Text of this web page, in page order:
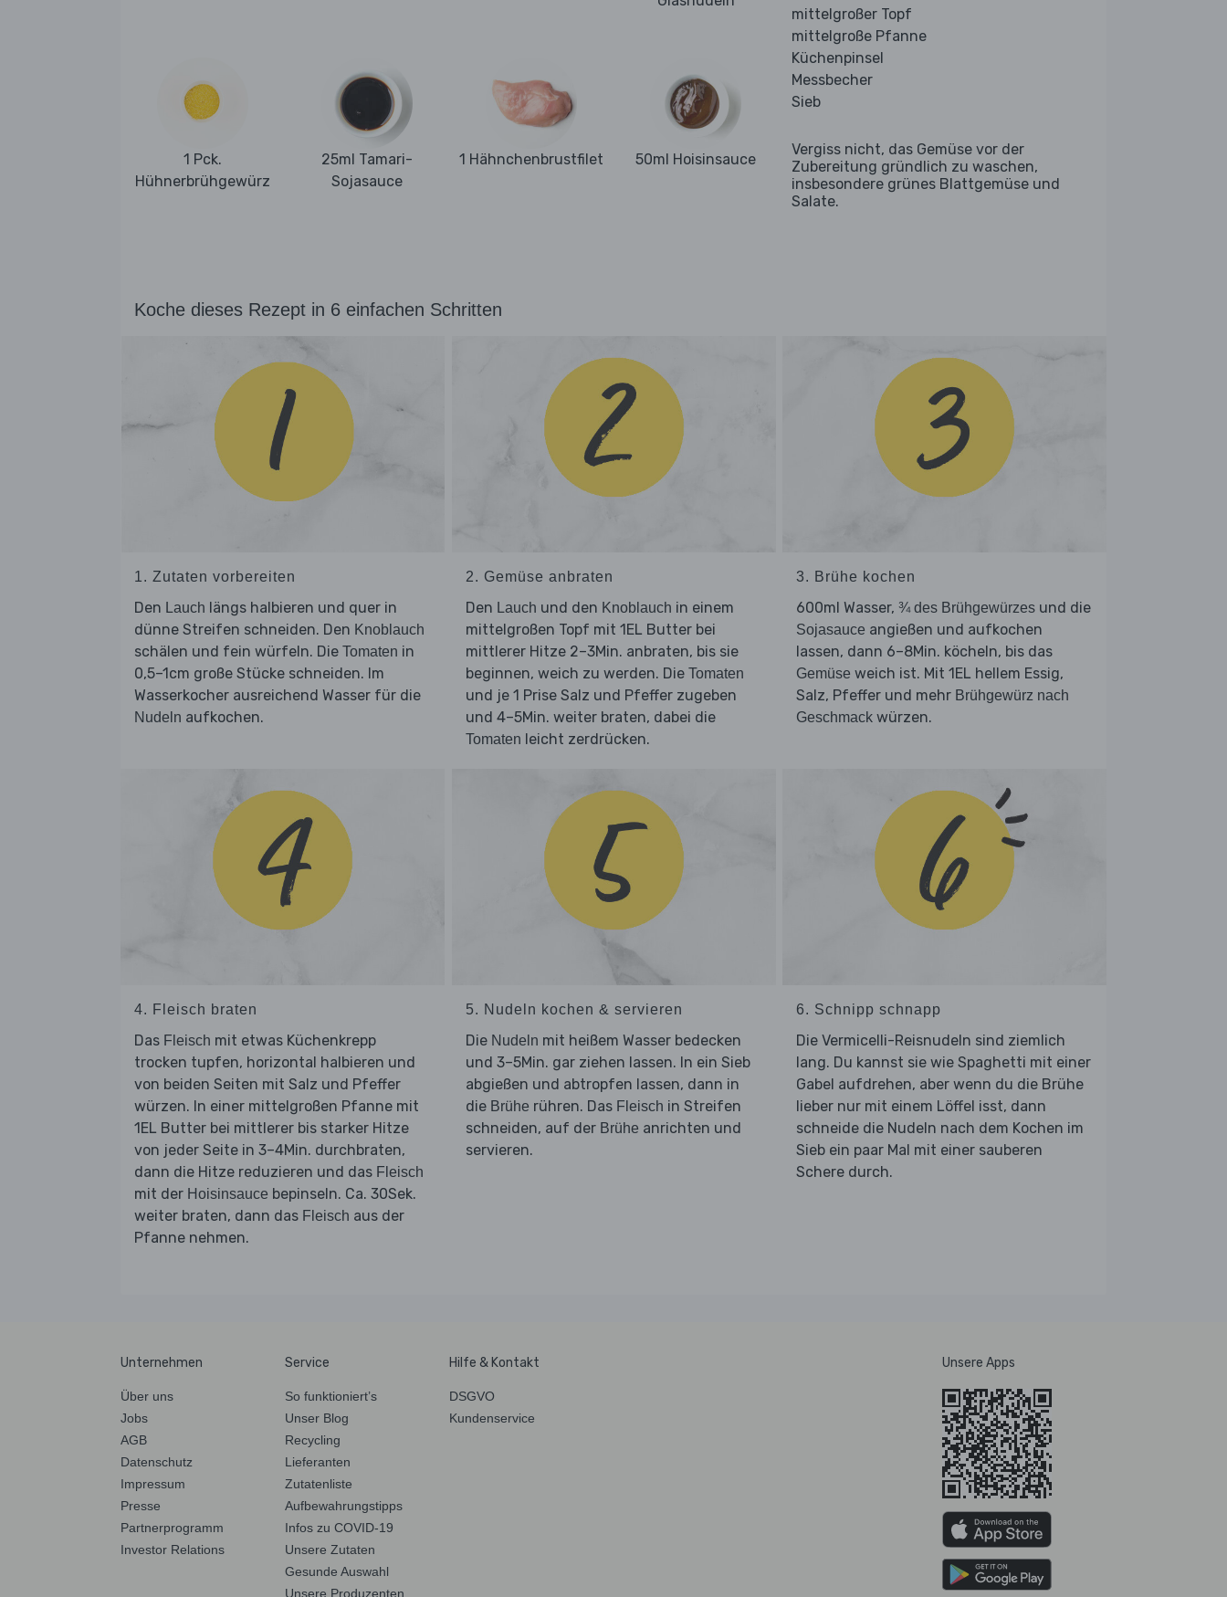
1 Pck.
Hühnerbrühgewürz
25ml Tamari-
Sojasauce
1 Hähnchenbrustfilet 50ml Hoisinsauce
mittelgroßer Topf
mittelgroße Pfanne
Küchenpinsel
Messbecher
Sieb
Vergiss nicht, das Gemüse vor der
Zubereitung gründlich zu waschen,
insbesondere grünes Blattgemüse und
Salate.
Koche dieses Rezept in 6 einfachen Schritten
1. Zutaten vorbereiten
Den Lauch längs halbieren und quer in
dünne Streifen schneiden. Den Knoblauch
schälen und fein würfeln. Die Tomaten in
0,5–1cm große Stücke schneiden. Im
Wasserkocher ausreichend Wasser für die
Nudeln aufkochen.
2. Gemüse anbraten
Den Lauch und den Knoblauch in einem
mittelgroßen Topf mit 1EL Butter bei
mittlerer Hitze 2–3Min. anbraten, bis sie
beginnen, weich zu werden. Die Tomaten
und je 1 Prise Salz und Pfeffer zugeben
und 4–5Min. weiter braten, dabei die
Tomaten leicht zerdrücken.
3. Brühe kochen
600ml Wasser, ¾ des Brühgewürzes und die
Sojasauce angießen und aufkochen
lassen, dann 6–8Min. köcheln, bis das
Gemüse weich ist. Mit 1EL hellem Essig,
Salz, Pfeffer und mehr Brühgewürz nach
Geschmack würzen.
4. Fleisch braten
Das Fleisch mit etwas Küchenkrepp
trocken tupfen, horizontal halbieren und
von beiden Seiten mit Salz und Pfeffer
würzen. In einer mittelgroßen Pfanne mit
1EL Butter bei mittlerer bis starker Hitze
von jeder Seite in 3–4Min. durchbraten,
dann die Hitze reduzieren und das Fleisch
mit der Hoisinsauce bepinseln. Ca. 30Sek.
weiter braten, dann das Fleisch aus der
Pfanne nehmen.
5. Nudeln kochen & servieren
Die Nudeln mit heißem Wasser bedecken
und 3–5Min. gar ziehen lassen. In ein Sieb
abgießen und abtropfen lassen, dann in
die Brühe rühren. Das Fleisch in Streifen
schneiden, auf der Brühe anrichten und
servieren.
6. Schnipp schnapp
Die Vermicelli-Reisnudeln sind ziemlich
lang. Du kannst sie wie Spaghetti mit einer
Gabel aufdrehen, aber wenn du die Brühe
lieber nur mit einem Löffel isst, dann
schneide die Nudeln nach dem Kochen im
Sieb ein paar Mal mit einer sauberen
Schere durch.
Unternehmen
Über uns
Jobs
AGB
Datenschutz
Impressum
Presse
Partnerprogramm
Investor Relations
Service
So funktioniert’s
Unser Blog
Recycling
Lieferanten
Zutatenliste
Aufbewahrungstipps
Infos zu COVID-19
Unsere Zutaten
Gesunde Auswahl
Unsere Produzenten
Hilfe & Kontakt
DSGVO
Kundenservice
Unsere Apps